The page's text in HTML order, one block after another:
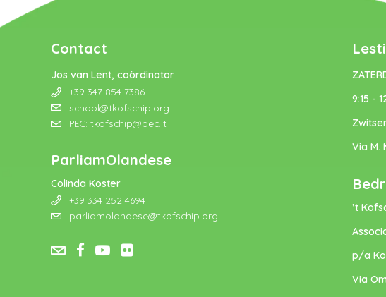
Contact
Jos van Lent, coördinator
+39 347 854 7386
school@tkofschip.org
PEC: tkofschip@pec.it
ParliamOlandese
Colinda Koster
+39 334 252 4694
parliamolandese@tkofschip.org
9:15 -
Via M.
’t
p/a
Via